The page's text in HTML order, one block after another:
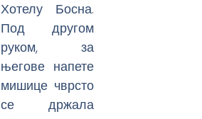
Хотелу Босна.
Под другом
руком, за
његове напете
мишице чврсто
се држала